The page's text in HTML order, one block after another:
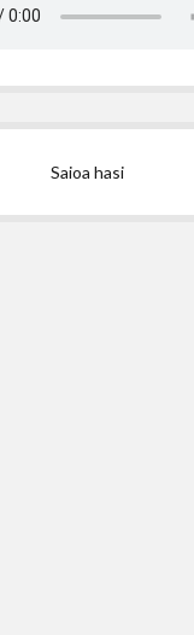
Saioa hasi